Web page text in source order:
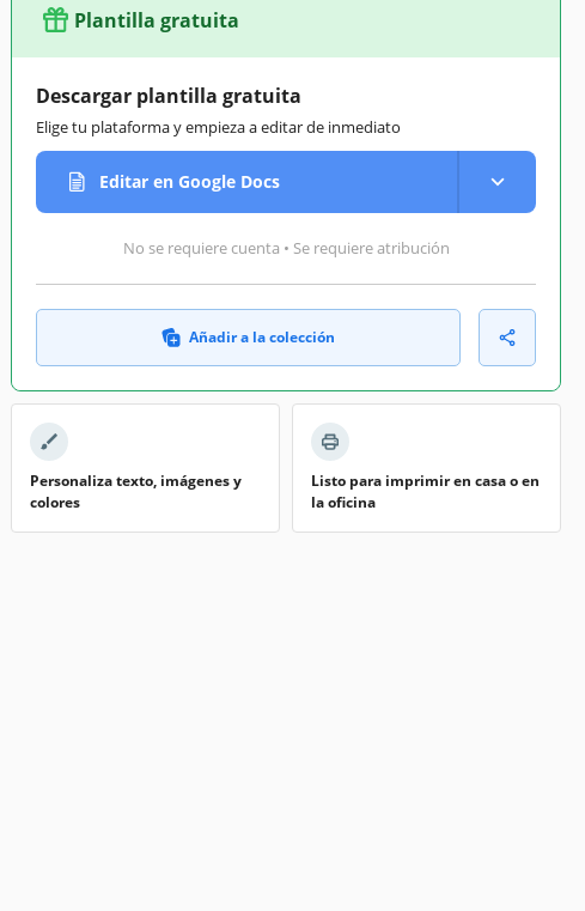
Plantilla gratuita
Descargar plantilla gratuita
Elige tu plataforma y empieza a editar de inmediato
Editar en Google Docs
No se requiere cuenta • Se requiere atribución
Añadir a la colección
Personaliza texto, imágenes y
colores
Listo para imprimir en casa o en
la oficina